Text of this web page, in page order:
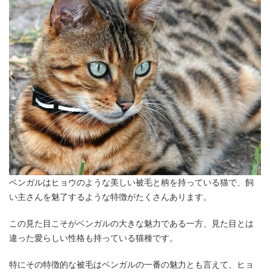
ベンガルはヒョウのような美しい被毛と柄を持っている猫で、飼
い主さんを魅了するような特徴がたくさんあります。
この見た目こそがベンガルの大きな魅力である一方、見た目とは
違った愛らしい性格も持っている猫種です。
特にその特徴的な被毛はベンガルの一番の魅力とも言えて、ヒョ